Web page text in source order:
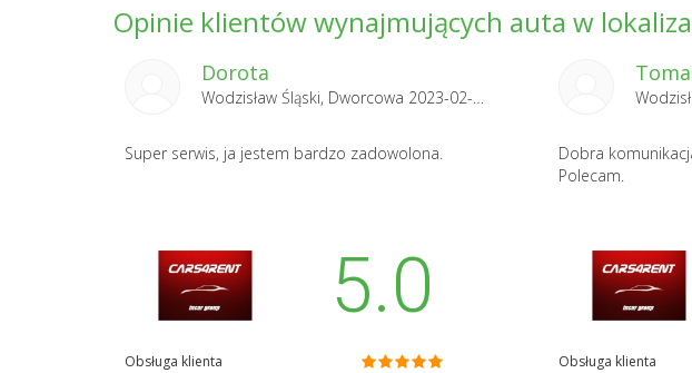
Opinie klientów wynajmujących auta w
Dorota
Wodzisław Śląski, Dworcowa 2023-02-05
Super serwis, ja jestem bardzo zadowolona.
5.0
Obsługa klienta
Dobra
Polecam.
Obsługa klienta